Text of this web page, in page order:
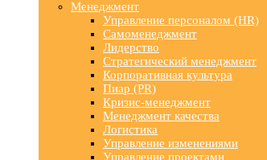
Менеджмент
Управление персоналом (HR)
Самоменеджмент
Лидерство
Стратегический менеджмент
Корпоративная культура
Пиар (PR)
Кризис-менеджмент
Менеджмент качества
Логистика
Управление изменениями
Управление проектами